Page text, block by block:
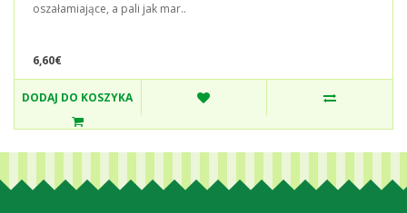
oszałamiające, a pali jak mar..
6,60€
DODAJ DO KOSZYKA